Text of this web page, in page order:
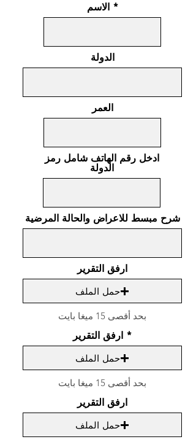
الاسم
الدولة
العمر
ادخل رقم الهاتف شامل رمز
الدولة
شرح مبسط للاعراض والحالة المرضية
ارفق التقرير
حمل الملف
بحد أقصى 15 ميغا بايت
ارفق التقرير
حمل الملف
بحد أقصى 15 ميغا بايت
ارفق التقرير
حمل الملف